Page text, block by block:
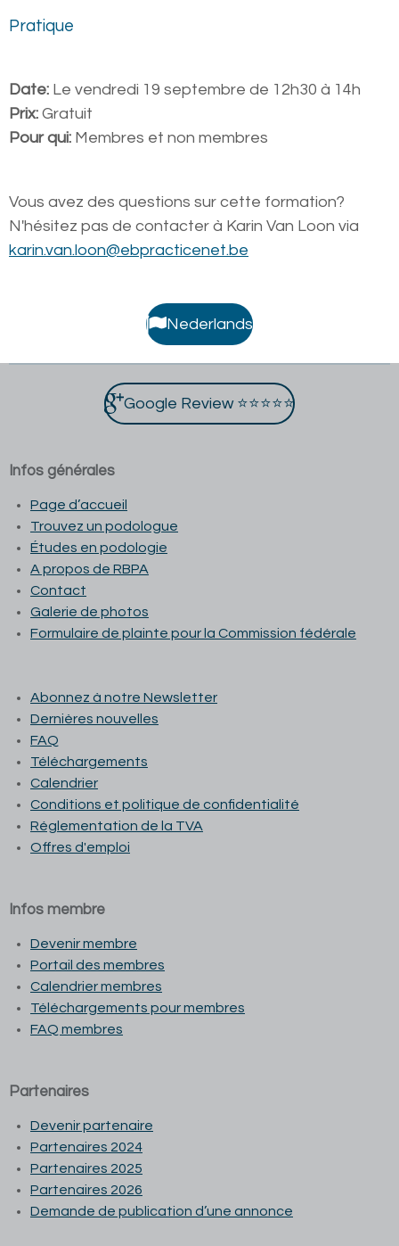
Pratique
Date: Le vendredi 19 septembre de 12h30 à 14h
Prix: Gratuit
Pour qui: Membres et non membres
Vous avez des questions sur cette formation?
N'hésitez pas de contacter à Karin Van Loon via
karin.van.loon@ebpracticenet.be
Nederlands
Google Review ⭐⭐⭐⭐⭐
Infos générales
Page d’accueil
Trouvez un podologue
Études en podologie
A propos de RBPA
Contact
Galerie de photos
Formulaire de plainte pour la Commission fédérale
Abonnez à notre Newsletter
Dernières nouvelles
FAQ
Téléchargements
Calendrier
Conditions et politique de confidentialité
Réglementation de la TVA
Offres d'emploi
Infos membre
Devenir membre
Portail des membres
Calendrier membres
Téléchargements pour membres
FAQ membres
Partenaires
Devenir partenaire
Partenaires 2024
Partenaires 2025
Partenaires 2026
Demande de publication d’une annonce